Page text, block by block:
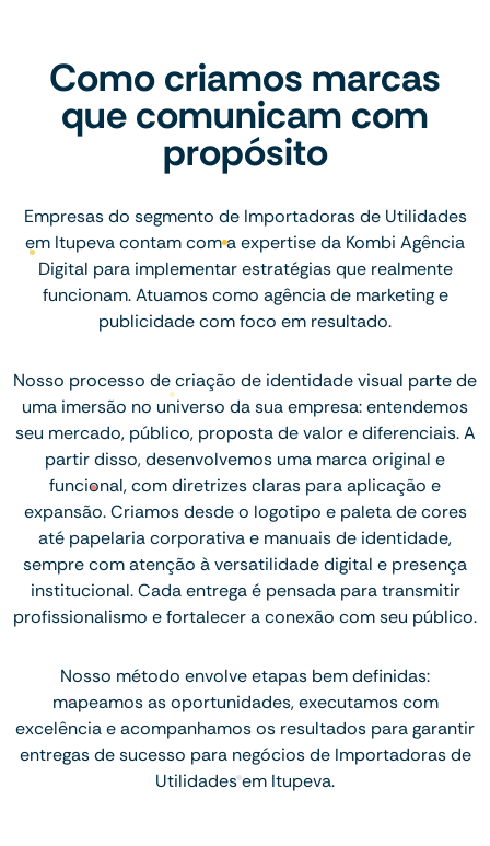
Como criamos marcas
que comunicam com
propósito
Empresas do segmento de Importadoras de Utilidades
em Itupeva contam com a expertise da Kombi Agência
Digital para implementar estratégias que realmente
funcionam. Atuamos como agência de marketing e
publicidade com foco em resultado.
Nosso processo de criação de identidade visual parte de
uma imersão no universo da sua empresa: entendemos
seu mercado, público, proposta de valor e diferenciais. A
partir disso, desenvolvemos uma marca original e
funcional, com diretrizes claras para aplicação e
expansão. Criamos desde o logotipo e paleta de cores
até papelaria corporativa e manuais de identidade,
sempre com atenção à versatilidade digital e presença
institucional. Cada entrega é pensada para transmitir
profissionalismo e fortalecer a conexão com seu público.
Nosso método envolve etapas bem definidas:
mapeamos as oportunidades, executamos com
excelência e acompanhamos os resultados para garantir
entregas de sucesso para negócios de Importadoras de
Utilidades em Itupeva.